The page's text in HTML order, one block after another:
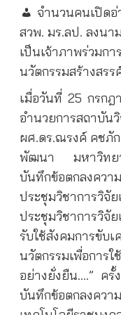
จำนวนคนเปิดอ่
สวพ. มร.ลป. ลงนา
เป็นเจ้าภาพร่วมก
นวัตกรรมสร้างสรร
เมื่อวันที่ 25 กรก
อำนวยการสถ
ผศ.ดร.ณรงค์ คชภั
พัฒนา มหาวิทยา
บันทึกข้อตกลงควา
ประชุมวิชาการวิจั
ประชุมวิชาการวิจั
รับใช้สังคมการขับ
นวัตกรรมเพื่อการ
อย่างยั่งยืน….” ค
บันทึกข้อตกลงควา